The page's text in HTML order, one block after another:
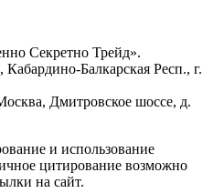
Секретно Трейд».
Балкарская Респ., г.
Дмитровское шоссе, д.
и использование
цитирование возможно
на сайт.